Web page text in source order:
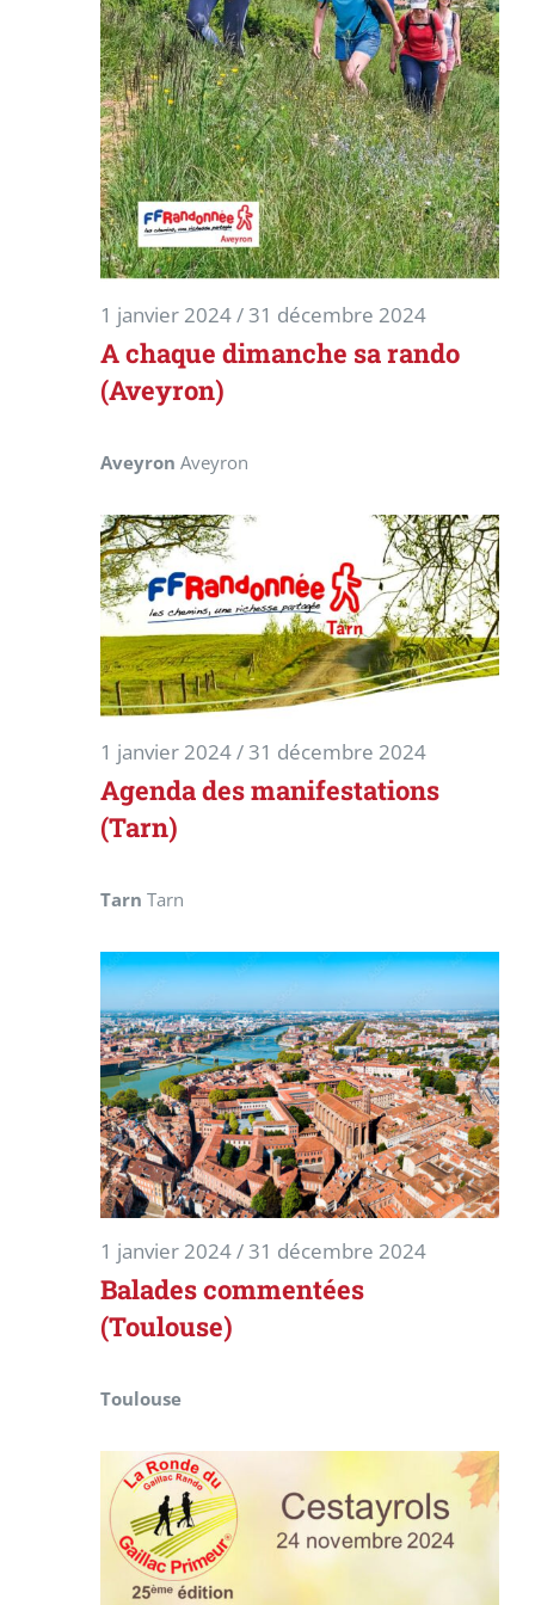
A chaque dimanche sa rando
(Aveyron)
1 janvier 2024/31 décembre 2024
Aveyron Aveyron
Agenda des manifestations
(Tarn)
1 janvier 2024/31 décembre 2024
Tarn Tarn
Balades commentées
(Toulouse)
1 janvier 2024/31 décembre 2024
Toulouse